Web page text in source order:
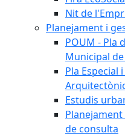
Nit de
Planejament i
POUM - Pla
Municipal
Pla Especial
Estudis
de consulta